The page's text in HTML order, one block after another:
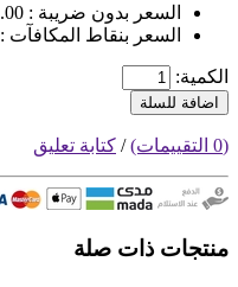
السعر بدون ضريبة : SR 12.00 ر.س
السعر بنقاط المكافآت : 120
الكمية:
اضافة للسلة
(0 التقييمات) / كتابة تعليق
منتجات ذات صلة